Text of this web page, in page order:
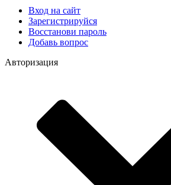
Вход на сайт
Зарегистрируйся
Восстанови пароль
Добавь вопрос
Авторизация